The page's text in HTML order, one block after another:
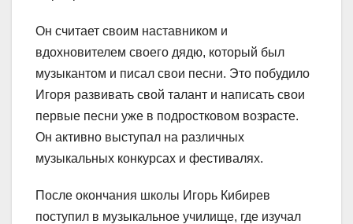
Он считает своим наставником и
вдохновителем своего дядю, который был
музыкантом и писал свои песни. Это побудило
Игоря развивать свой талант и написать свои
первые песни уже в подростковом возрасте.
Он активно выступал на различных
музыкальных конкурсах и фестивалях.
После окончания школы Игорь Кибирев
поступил в музыкальное училище, где изучал